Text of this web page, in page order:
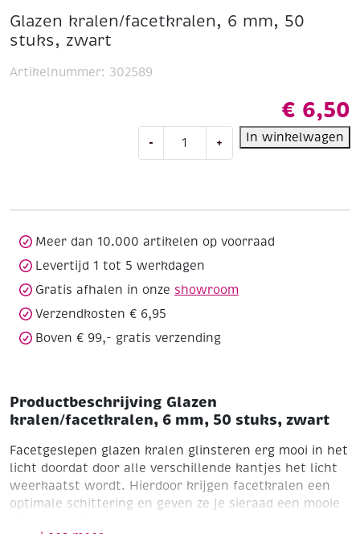
Glazen kralen/facetkralen, 6 mm, 50
stuks, zwart
€ 6,50
-
kralen/facetkralen,
zwart
+ In winkelwagen
Artikelnummer: 302589
Meer dan 10.000 artikelen op voorraad
Levertijd 1 tot 5 werkdagen
Gratis afhalen in onze showroom
Verzendkosten € 6,95
Boven € 99,- gratis verzending
Productbeschrijving Glazen
kralen/facetkralen, 6 mm, 50 stuks, zwart
Facetgeslepen glazen kralen glinsteren erg mooi in het
licht doordat door alle verschillende kantjes het licht
weerkaatst wordt. Hierdoor krijgen facetkralen een
optimale schittering en geven ze je sieraad een mooie